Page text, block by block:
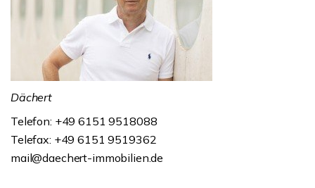
Dächert
Telefon: +49 6151 9518088
Telefax: +49 6151 9519362
mail@daechert-immobilien.de